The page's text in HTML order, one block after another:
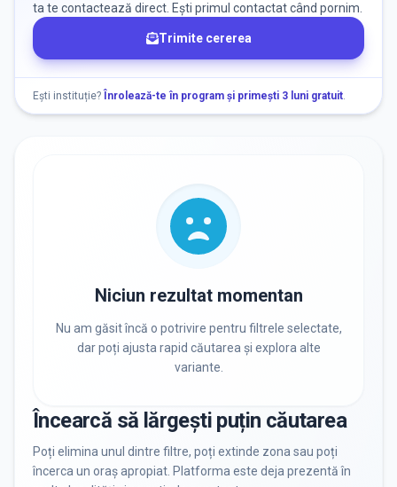
Nu există informații despre locuri libere
ta te contactează direct. Ești primul contactat când pornim.
Trimite cererea
Ești instituție? Înrolează-te în program și primești 3 luni gratuit.
Niciun rezultat momentan
Nu am găsit încă o potrivire pentru filtrele selectate,
dar poți ajusta rapid căutarea și explora alte
variante.
Încearcă să lărgești puțin căutarea
Poți elimina unul dintre filtre, poți extinde zona sau poți
încerca un oraș apropiat. Platforma este deja prezentă în